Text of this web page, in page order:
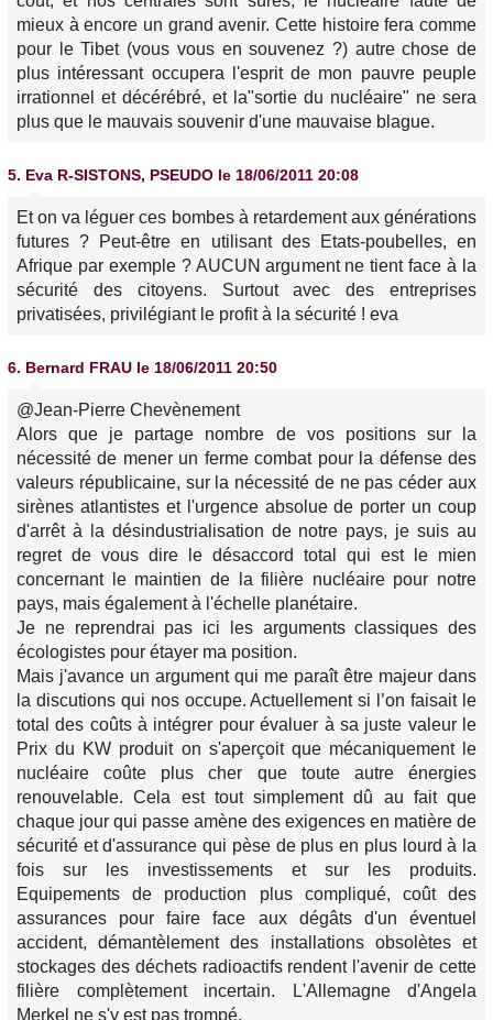
mieux à encore un grand avenir. Cette histoire fera comme
pour le Tibet (vous vous en souvenez ?) autre chose de
plus intéressant occupera l'esprit de mon pauvre peuple
irrationnel et décérébré, et la"sortie du nucléaire" ne sera
plus que le mauvais souvenir d'une mauvaise blague.
5. Eva R-SISTONS, PSEUDO le 18/06/2011 20:08
Et on va léguer ces bombes à retardement aux générations
futures ? Peut-être en utilisant des Etats-poubelles, en
Afrique par exemple ? AUCUN argument ne tient face à la
sécurité des citoyens. Surtout avec des entreprises
privatisées, privilégiant le profit à la sécurité ! eva
6. Bernard FRAU le 18/06/2011 20:50
@Jean-Pierre Chevènement
Alors que je partage nombre de vos positions sur la
nécessité de mener un ferme combat pour la défense des
valeurs républicaine, sur la nécessité de ne pas céder aux
sirènes atlantistes et l'urgence absolue de porter un coup
d'arrêt à la désindustrialisation de notre pays, je suis au
regret de vous dire le désaccord total qui est le mien
concernant le maintien de la filière nucléaire pour notre
pays, mais également à l'échelle planétaire.
Je ne reprendrai pas ici les arguments classiques des
écologistes pour étayer ma position.
Mais j'avance un argument qui me paraît être majeur dans
la discutions qui nos occupe. Actuellement si l’on faisait le
total des coûts à intégrer pour évaluer à sa juste valeur le
Prix du KW produit on s'aperçoit que mécaniquement le
nucléaire coûte plus cher que toute autre énergies
renouvelable. Cela est tout simplement dû au fait que
chaque jour qui passe amène des exigences en matière de
sécurité et d'assurance qui pèse de plus en plus lourd à la
fois sur les investissements et sur les produits.
Equipements de production plus compliqué, coût des
assurances pour faire face aux dégâts d'un éventuel
accident, démantèlement des installations obsolètes et
stockages des déchets radioactifs rendent l'avenir de cette
filière complètement incertain. L'Allemagne d'Angela
Merkel ne s'y est pas trompé.